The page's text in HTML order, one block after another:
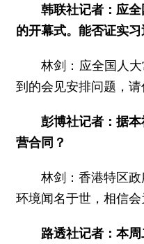
韩联社记者：应
的开幕式。能否证实
林剑：应全国人
到的会见安排问题，请
彭博社记者：据
营合同？
林剑：香港特区
环境闻名于世，相信
路透社记者：本